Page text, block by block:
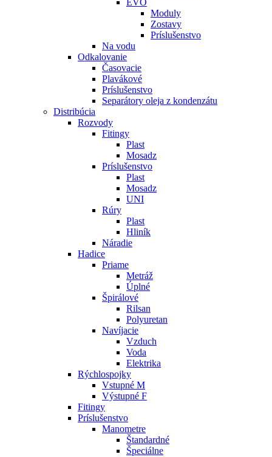
EVO
Moduly
Zostavy
Príslušenstvo
Na vodu
Odkalovanie
Časovacie
Plavákové
Príslušenstvo
Separátory oleja z kondenzátu
Distribúcia
Rozvody
Fitingy
Plast
Mosadz
Príslušenstvo
Plast
Mosadz
UNI
Rúry
Plast
Hliník
Náradie
Hadice
Priame
Metráž
Úplné
Špirálové
Rilsan
Polyuretan
Navíjacie
Vzduch
Voda
Elektrika
Rýchlospojky
Vstupné M
Výstupné F
Fitingy
Príslušenstvo
Manometre
Štandardné
Špeciálne